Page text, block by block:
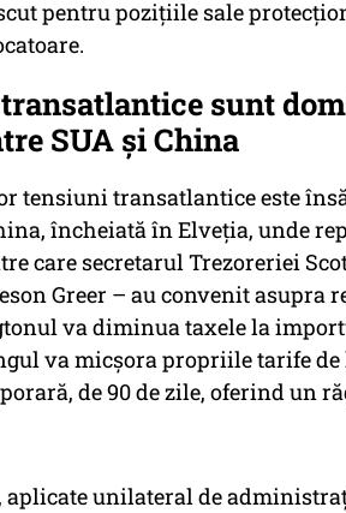
pentru pozițiile sale
sunt
SUA și China
tensiuni transatlantice este
încheiată în Elveția, unde
care secretarul Trezoreriei
Greer – au convenit asupra
va diminua taxele la
va micșora propriile tarife de
de 90 de zile, oferind un
unilateral de